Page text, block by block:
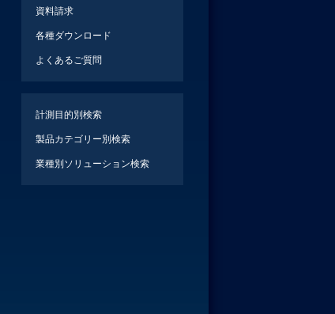
資料請求
各種ダウンロード
よくあるご質問
計測目的別検索
製品カテゴリー別検索
業種別ソリューション検索